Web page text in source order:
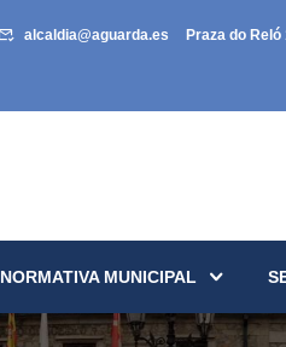
alcaldia@aguarda.es Praza do
NORMATIVA MUNICIPAL